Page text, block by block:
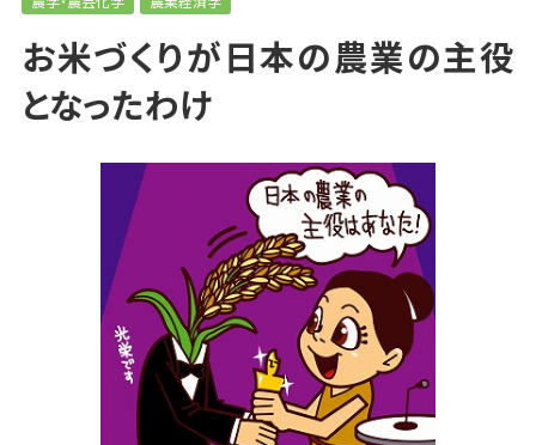
お米づくりが日本の農業の主役
となったわけ